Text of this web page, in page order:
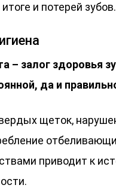
и потерей зубов.
– залог здоровья
да и
щеток,
приводит к